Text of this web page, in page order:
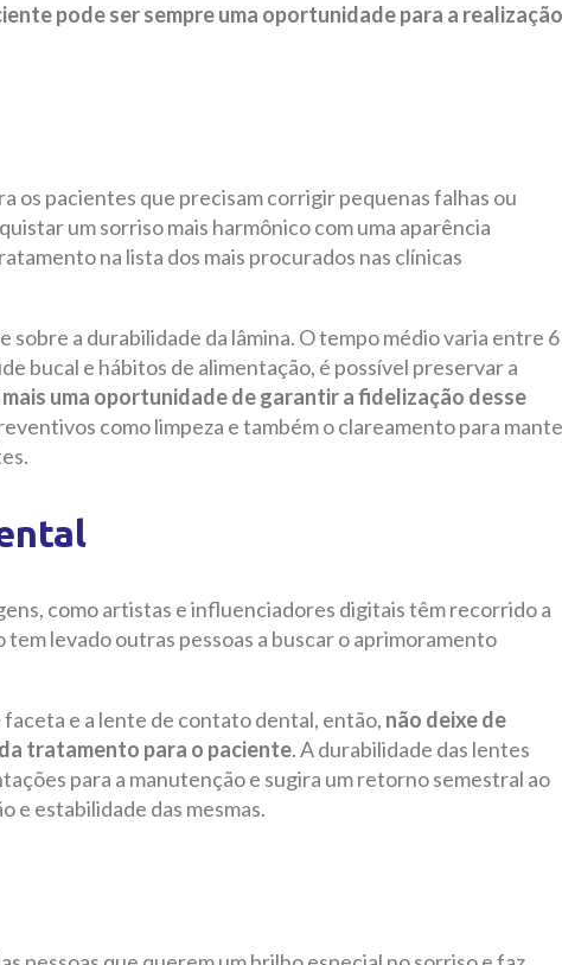
pode ser sempre uma oportunidade para a realização
os pacientes que precisam corrigir pequenas falhas ou
um sorriso mais harmônico com uma aparência
na lista dos mais procurados nas clínicas
a durabilidade da lâmina. O tempo médio varia entre 6
bucal e hábitos de alimentação, é possível preservar a
mais uma oportunidade de garantir a fidelização desse
como limpeza e também o clareamento para
como artistas e influenciadores digitais têm recorrido a
levado outras pessoas a buscar o aprimoramento
e a lente de contato dental, então, não deixe de
tratamento para o paciente. A durabilidade das lentes
para a manutenção e sugira um retorno semestral ao
e estabilidade das mesmas.